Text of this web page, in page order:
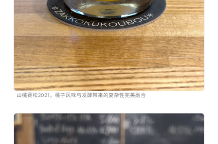
山桃赛松2021。桃子风味与发酵带来的复杂性完美融合